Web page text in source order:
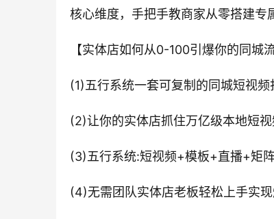
核心维度，手把手教商家从零搭建专
【实体店如何从0-100引爆你的同城流
(1)五行系统一套可复制的同城短视频
(2)让你的实体店抓住万亿级本地短视
(3)五行系统:短视频+模板+直播+矩
(4)无需团队实体店老板轻松上手实